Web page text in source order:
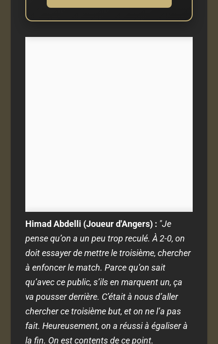
Himad Abdelli (Joueur d'Angers) : "Je
pense qu’on a un peu trop reculé. À 2-0, on
doit essayer de mettre le troisième, chercher
à enfoncer le match. Parce qu’on sait
qu’avec ce public, s’ils en marquent un, ça
va pousser derrière. C’était à nous d’aller
chercher ce troisième but, et on ne l’a pas
fait. Heureusement, on a réussi à égaliser à
la fin. On est contents de ce point.